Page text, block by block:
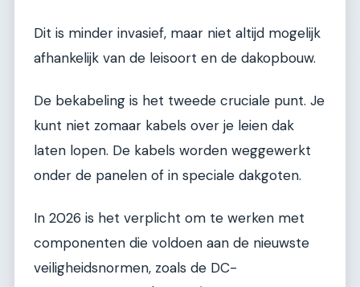
Dit is minder invasief, maar niet altijd mogelijk
afhankelijk van de leisoort en de dakopbouw.
De bekabeling is het tweede cruciale punt. Je
kunt niet zomaar kabels over je leien dak
laten lopen. De kabels worden weggewerkt
onder de panelen of in speciale dakgoten.
In 2026 is het verplicht om te werken met
componenten die voldoen aan de nieuwste
veiligheidsnormen, zoals de DC-